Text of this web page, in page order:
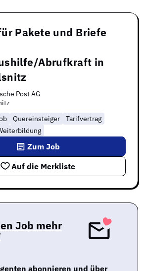
Pakete und Briefe
Abrufkraft in
Post AG
Quereinsteiger
Tarifvertrag
Auf die Merkliste
Zum Job
Job mehr
abonnieren und über